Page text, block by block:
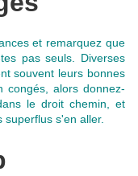
et remarquez que
pas seuls. Diverses
souvent leurs bonnes
congés , alors donnez-
le droit chemin, et
s'en aller.